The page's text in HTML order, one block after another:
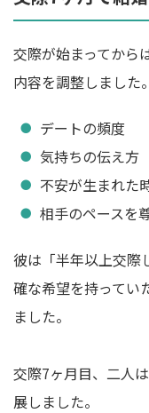
交際が始まってから
内容を調整しました。
デートの頻度
気持ちの伝え方
不安が生まれた
相手のペースを
彼は「半年以上交際
確な希望を持ってい
ました。
交際7ヶ月目、二人
展しました。